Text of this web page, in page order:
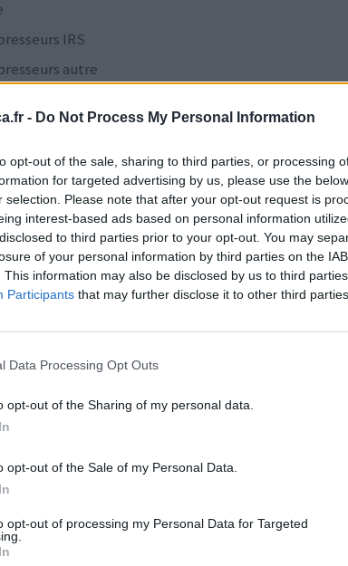
- Do Not Process My Personal Information
opt-out of the sale, sharing to third parties, or processing
for targeted advertising by us, please use the
selection. Please note that after your opt-out request is
interest-based ads based on personal information
to third parties prior to your opt-out. You may
of your personal information by third parties on the
This information may also be disclosed by us to third
Participants that may further disclose it to other third parties.
Data Processing Opt Outs
opt-out of the Sharing of my personal data.
opt-out of the Sale of my Personal Data.
opt-out of processing my Personal Data for Targeted
IRS
autre
IRS
à large spectre
IRS
autre
antihormones
IRS
IRS
oraux
bloquant
bloquant